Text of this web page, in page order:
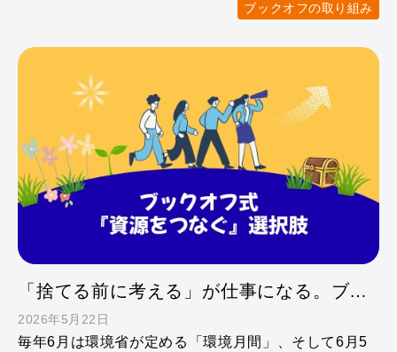
ブックオフの取り組み
「捨てる前に考える」が仕事になる。ブックオフ式『資源をつなぐ』選択肢
2026年5月22日
毎年6月は環境省が定める「環境月間」、そして6月5